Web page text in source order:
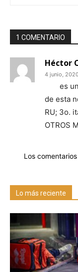
1 COMENTARIO
Héctor
4 junio,
es
de esta
RU; 3o.
OTROS
Los
Lo más reciente